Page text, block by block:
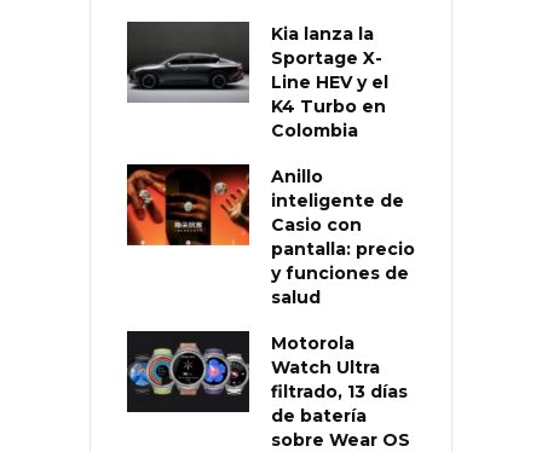
Kia lanza la
Sportage X-
Line HEV y el
K4 Turbo en
Colombia
Anillo
inteligente de
Casio con
pantalla: precio
y funciones de
salud
Motorola
Watch Ultra
filtrado, 13 días
de batería
sobre Wear OS